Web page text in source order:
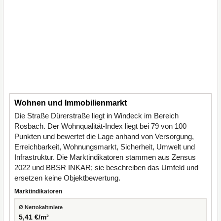
Wohnen und Immobilienmarkt
Die Straße Dürerstraße liegt in Windeck im Bereich
Rosbach. Der Wohnqualität-Index liegt bei 79 von 100
Punkten und bewertet die Lage anhand von Versorgung,
Erreichbarkeit, Wohnungsmarkt, Sicherheit, Umwelt und
Infrastruktur. Die Marktindikatoren stammen aus Zensus
2022 und BBSR INKAR; sie beschreiben das Umfeld und
ersetzen keine Objektbewertung.
Marktindikatoren
Ø Nettokaltmiete
5,41 €/m²